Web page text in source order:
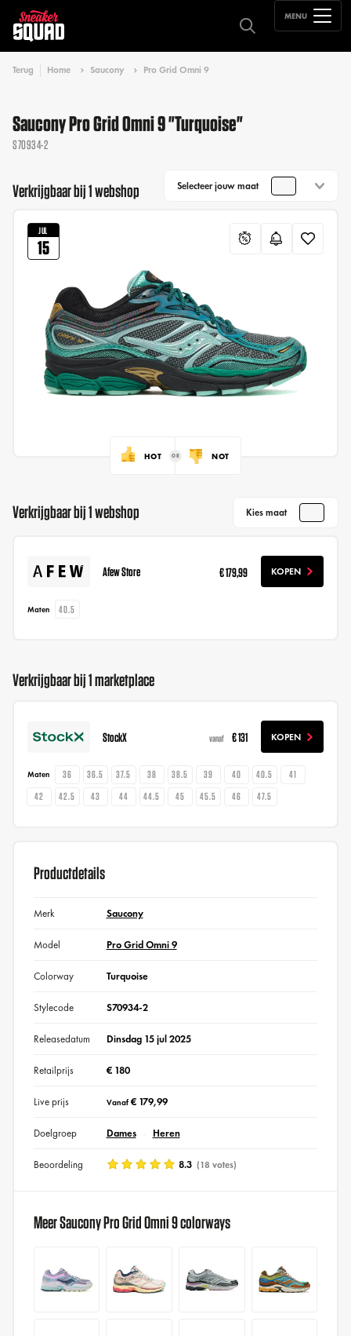
MENU
Terug Home Saucony Pro Grid Omni 9
Saucony Pro Grid Omni 9 "Turquoise"
S70934-2
Verkrijgbaar bij 1 webshop Selecteer jouw maat
JUL
15
HOT NOT
Verkrijgbaar bij 1 webshop Kies maat
Afew Store € 179,99 KOPEN
Maten 40.5
Verkrijgbaar bij 1 marketplace
StockX vanaf € 131 KOPEN
Maten 36 36.5 37.5 38 38.5 39 40 40.5
41
42
42.5 43 44 44.5 45 45.5 46 47.5
Productdetails
Merk Saucony
Model Pro Grid Omni 9
Colorway Turquoise
Stylecode S70934-2
Releasedatum Dinsdag 15 jul 2025
Retailprijs € 180
Live prijs Vanaf€ 179,99
Doelgroep Dames Heren
Beoordeling 8.3 (18 votes)
Meer Saucony Pro Grid Omni 9 colorways